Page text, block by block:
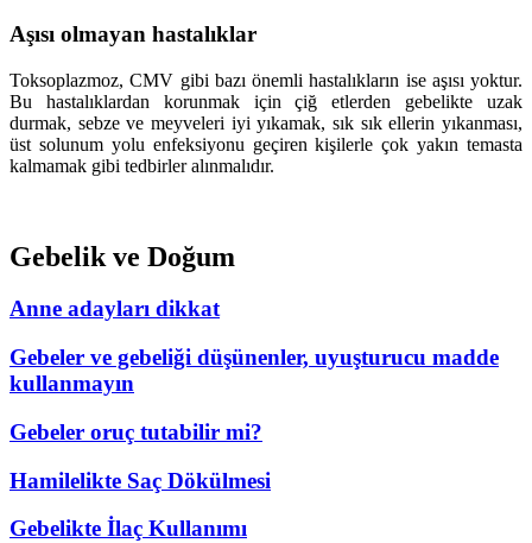
Aşısı olmayan hastalıklar
Toksoplazmoz, CMV gibi bazı önemli hastalıkların ise aşısı yoktur.
Bu hastalıklardan korunmak için çiğ etlerden gebelikte uzak
durmak, sebze ve meyveleri iyi yıkamak, sık sık ellerin yıkanması,
üst solunum yolu enfeksiyonu geçiren kişilerle çok yakın temasta
kalmamak gibi tedbirler alınmalıdır.
Gebelik ve Doğum
Anne adayları dikkat
Gebeler ve gebeliği düşünenler, uyuşturucu madde
kullanmayın
Gebeler oruç tutabilir mi?
Hamilelikte Saç Dökülmesi
Gebelikte İlaç Kullanımı